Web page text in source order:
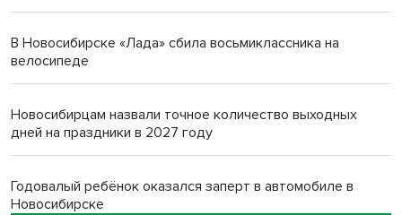
В Новосибирске «Лада» сбила восьмиклассника на
велосипеде
Новосибирцам назвали точное количество выходных
дней на праздники в 2027 году
Годовалый ребёнок оказался заперт в автомобиле в
Новосибирске